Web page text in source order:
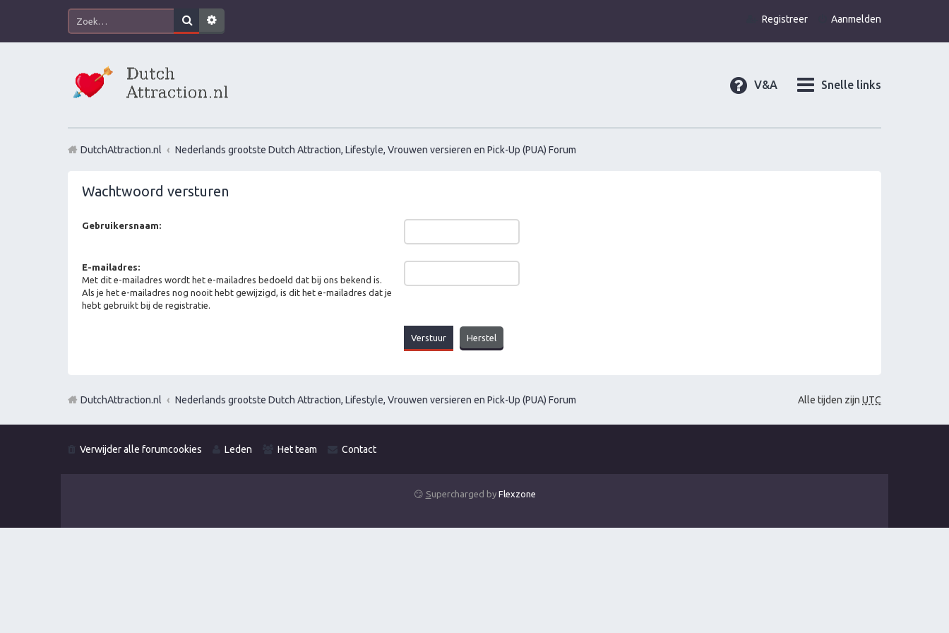
Aanmelden
Registreer
Snelle links
V&A
DutchAttraction.nl Nederlands grootste Dutch Attraction, Lifestyle, Vrouwen versieren en Pick-Up (PUA) Forum
Wachtwoord versturen
Gebruikersnaam:
E-mailadres:
Met dit e-mailadres wordt het e-mailadres bedoeld dat bij ons bekend is.
Als je het e-mailadres nog nooit hebt gewijzigd, is dit het e-mailadres dat je
hebt gebruikt bij de registratie.
Alle tijden zijn UTC
DutchAttraction.nl Nederlands grootste Dutch Attraction, Lifestyle, Vrouwen versieren en Pick-Up (PUA) Forum
Verwijder alle forumcookies Leden Het team Contact
😏 Supercharged by Flexzone